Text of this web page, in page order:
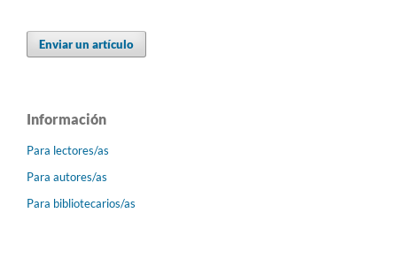
Enviar un artículo
Información
Para lectores/as
Para autores/as
Para bibliotecarios/as